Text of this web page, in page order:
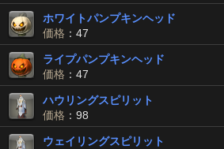
ホワイトパンプキンヘッド
価格 ：47
ライプパンプキンヘッド
価格 ：47
ハウリングスピリット
価格 ：98
ウェイリングスピリット